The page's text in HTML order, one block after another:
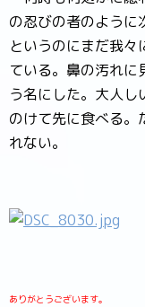
の忍びの者のように
というのにまだ我
ている。鼻の汚れに
う名にした。大人し
のけて先に食べる。
れない。
ありがとうございます。